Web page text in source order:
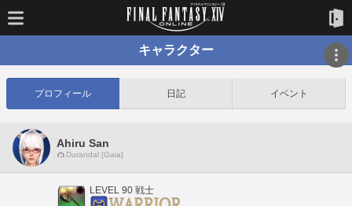
キャラクター
プロフィール 日記 イベント
Ahiru San
Durandal [Gaia]
LEVEL 90 戦士